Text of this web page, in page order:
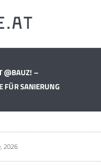
@BAUZ! –
FÜR SANIERUNG
2026